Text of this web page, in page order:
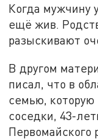
Когда мужчину
ещё жив.
разыскивают
В другом
писал, что в
семью, которую
соседки, 43-
Первомайского